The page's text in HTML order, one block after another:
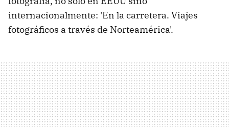
internacionalmente: 'En la carretera. Viajes
fotográficos a través de Norteamérica'.